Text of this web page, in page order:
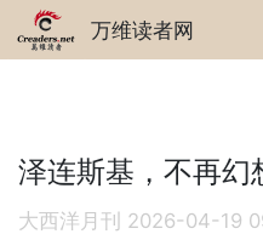
万维读者网
泽连斯基，不再幻
大西洋月刊 2026-04-19